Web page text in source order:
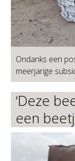
Ondanks een
meerjarige
‘Deze
een